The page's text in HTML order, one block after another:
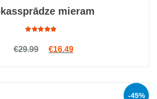
mieram
4.75
out
€29.99 Original price was: €29.99.
€16.49Current price is:
-45%